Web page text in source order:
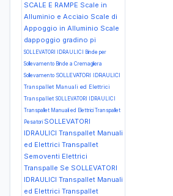
SCALE E RAMPE Scale in
Alluminio e Acciaio Scale di
Appoggio in Alluminio Scale
dappoggio gradino pi
SOLLEVATORI IDRAULICI Binde per
Sollevamento Binde a Cremagliera
Sollevamento SOLLEVATORI IDRAULICI
Transpallet Manuali ed Elettrici
Transpallet SOLLEVATORI IDRAULICI
Transpallet Manuali ed Elettrici Transpallet
Pesatori SOLLEVATORI
IDRAULICI Transpallet Manuali
ed Elettrici Transpallet
Semoventi Elettrici
Transpalle Se SOLLEVATORI
IDRAULICI Transpallet Manuali
ed Elettrici Transpallet